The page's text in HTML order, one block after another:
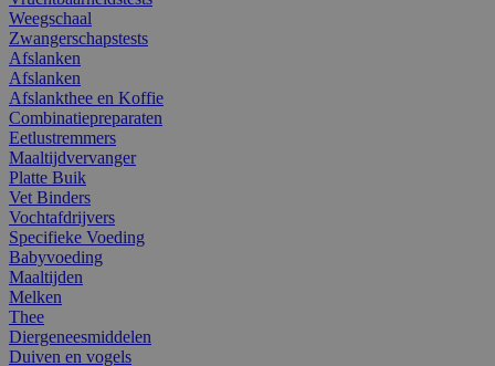
Weegschaal
Zwangerschapstests
Afslanken
Afslanken
Afslankthee en Koffie
Combinatiepreparaten
Eetlustremmers
Maaltijdvervanger
Platte Buik
Vet Binders
Vochtafdrijvers
Specifieke Voeding
Babyvoeding
Maaltijden
Melken
Thee
Diergeneesmiddelen
Duiven en vogels